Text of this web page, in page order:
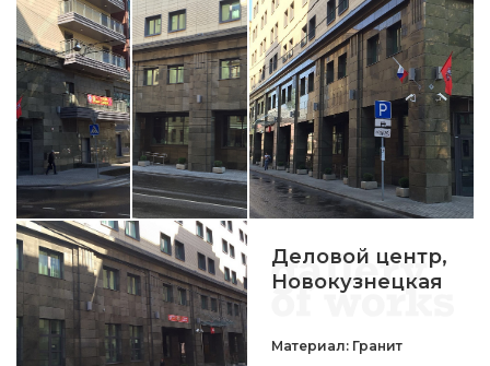
Деловой центр,
Новокузнецкая
Материал: Гранит